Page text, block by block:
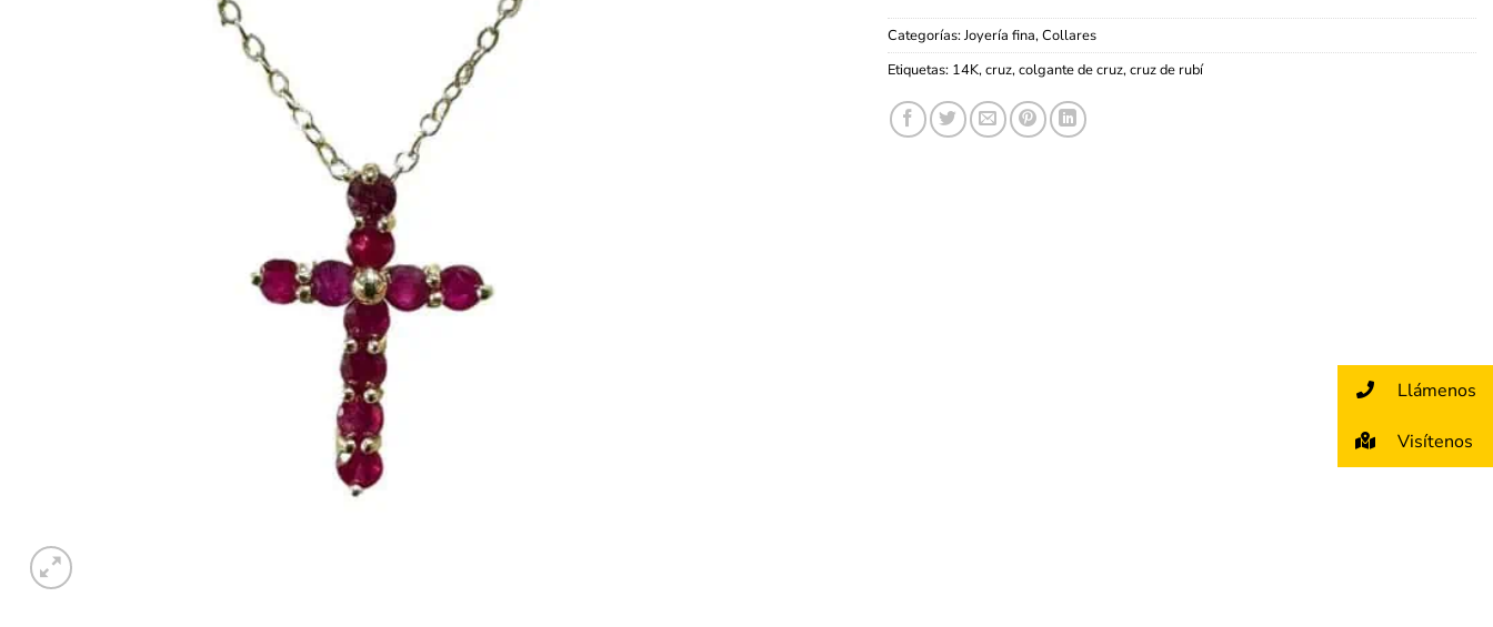
Categorías:Joyería fina,Collares
Etiquetas: 14K,cruz,colgante de cruz,cruz de rubí
Llámenos
Visítenos